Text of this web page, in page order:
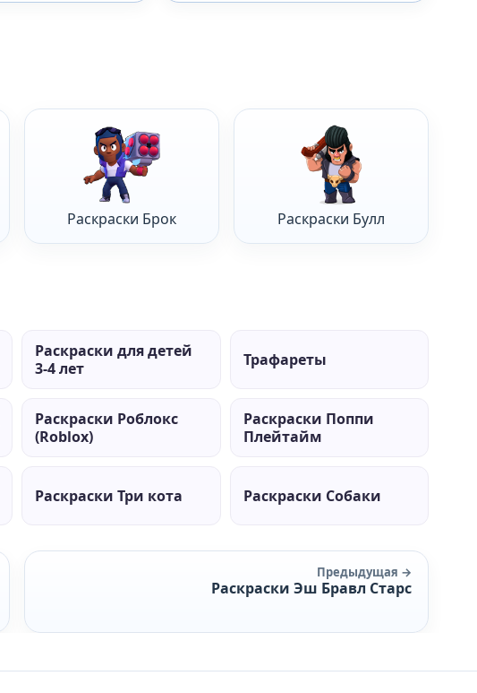
Раскраски Брок Раскраски Булл
Раскраски для детей
3-4 лет
Трафареты
Раскраски Роблокс
(Roblox)
Раскраски Поппи
Плейтайм
Раскраски Три кота Раскраски Собаки
Предыдущая →
Раскраски Эш Бравл Старс